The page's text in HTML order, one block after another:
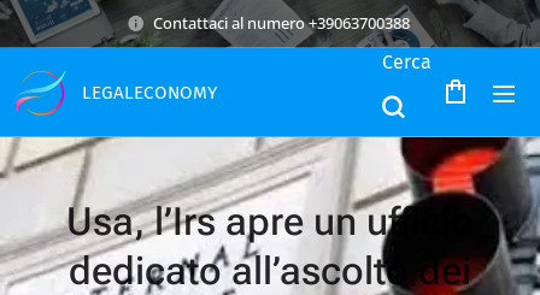
Contattaci al numero +39063700388
LEGALECONOMY
Cerca
Usa, l’Irs apre un ufficio
dedicato all’ascolto dei